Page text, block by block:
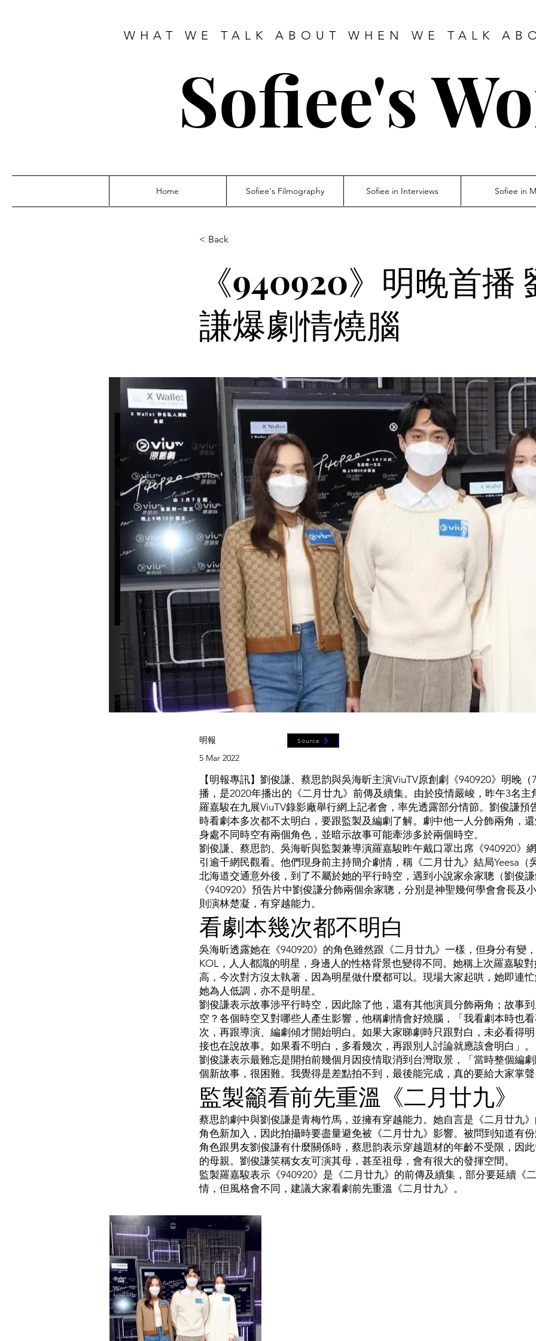
WHAT WE TALK ABOUT WHEN WE TALK
Sofiee's
Home Sofiee's Filmography Sofiee in Interviews Sofiee in
< Back
《940920》明晚首播
謙爆劇情燒腦
明報 Source
5 Mar 2022
【明報專訊】劉俊謙、蔡思韵與吳海昕主演ViuTV原創劇《940920》明晚
播，是2020年播出的《二月廿九》前傳及續集。由於疫情嚴峻，昨午3名主
羅嘉駿在九展ViuTV錄影廠舉行網上記者會，率先透露部分情節。劉俊謙預
時看劇本多次都不太明白，要跟監製及編劇了解。劇中他一人分飾兩角，
身處不同時空有兩個角色，並暗示故事可能牽涉多於兩個時空。
劉俊謙、蔡思韵、吳海昕與監製兼導演羅嘉駿昨午戴口罩出席《940920》
引逾千網民觀看。他們現身前主持簡介劇情，稱《二月廿九》結局Yeesa（
北海道交通意外後，到了不屬於她的平行時空，遇到小說家余家聰（劉俊
《940920》預告片中劉俊謙分飾兩個余家聰，分別是神聖幾何學會會長及
則演林楚凝，有穿越能力。
看劇本幾次都不明白
吳海昕透露她在《940920》的角色雖然跟《二月廿九》一樣，但身分有變
KOL，人人都識的明星，身邊人的性格背景也變得不同。她稱上次羅嘉駿
高，今次對方沒太執著，因為明星做什麼都可以。現場大家起哄，她即連
她為人低調，亦不是明星。
劉俊謙表示故事涉平行時空，因此除了他，還有其他演員分飾兩角；故事
空？各個時空又對哪些人產生影響，他稱劇情會好燒腦，「我看劇本時也
次，再跟導演、編劇傾才開始明白。如果大家睇劇時只跟對白，未必看得
接也在說故事。如果看不明白，多看幾次，再跟別人討論就應該會明白」。
劉俊謙表示最難忘是開拍前幾個月因疫情取消到台灣取景，「當時整個編
個新故事，很困難。我覺得是差點拍不到，最後能完成，真的要給大家掌
監製籲看前先重溫《二月廿九》
蔡思韵劇中與劉俊謙是青梅竹馬，並擁有穿越能力。她自言是《二月廿九
角色新加入，因此拍攝時要盡量避免被《二月廿九》影響。被問到知道有
角色跟男友劉俊謙有什麼關係時，蔡思韵表示穿越題材的年齡不受限，因
的母親。劉俊謙笑稱女友可演其母，甚至祖母，會有很大的發揮空間。
監製羅嘉駿表示《940920》是《二月廿九》的前傳及續集，部分要延續《
情，但風格會不同，建議大家看劇前先重溫《二月廿九》。